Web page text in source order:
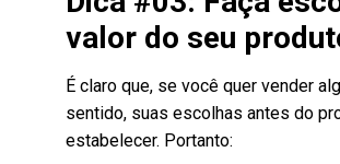
valor do seu
É claro que, se você quer vender
sentido, suas escolhas antes do
estabelecer. Portanto: